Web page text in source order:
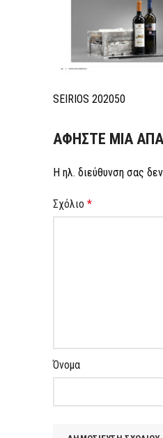
SEIRIOS 202050
ΑΦΉΣΤΕ ΜΙΑ
Η ηλ. διεύθυνση σας
Σχόλιο *
Όνομα